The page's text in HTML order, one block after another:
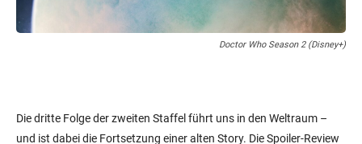
Doctor Who Season 2 (Disney+)
Die dritte Folge der zweiten Staffel führt uns in den Weltraum –
und ist dabei die Fortsetzung einer alten Story. Die Spoiler-Review